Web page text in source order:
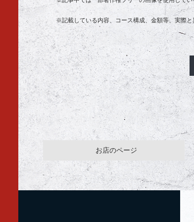
※記載している内容、コース構成、金額等、実際
お店のページ